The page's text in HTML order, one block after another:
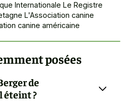
Internationale Le Registre
L'Association canine
canine américaine
posées
de
éteint ?